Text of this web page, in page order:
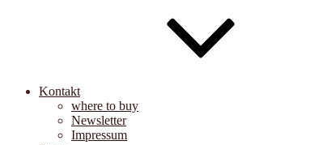
Kontakt
where to buy
Newsletter
Impressum